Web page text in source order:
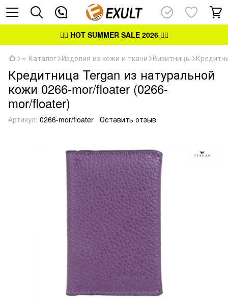
👉🏻 HOT SUMMER SALE 2026👈🏻
⭐ Каталог Изделия из кожи и ткани Визитницы
Кредитница Tergan из натуральной
кожи 0266-mor/floater (0266-
mor/floater)
Артикул: 0266-mor/floater Оставить отзыв